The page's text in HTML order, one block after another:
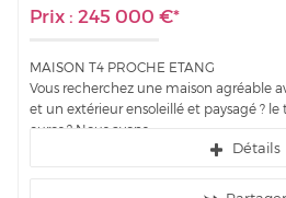
Prix : 245 000 €*
MAISON T4 PROCHE ETANG
Vous recherchez une maison agréable
et un extérieur ensoleillé et paysagé ?
euros ? Nous avons...
Détails